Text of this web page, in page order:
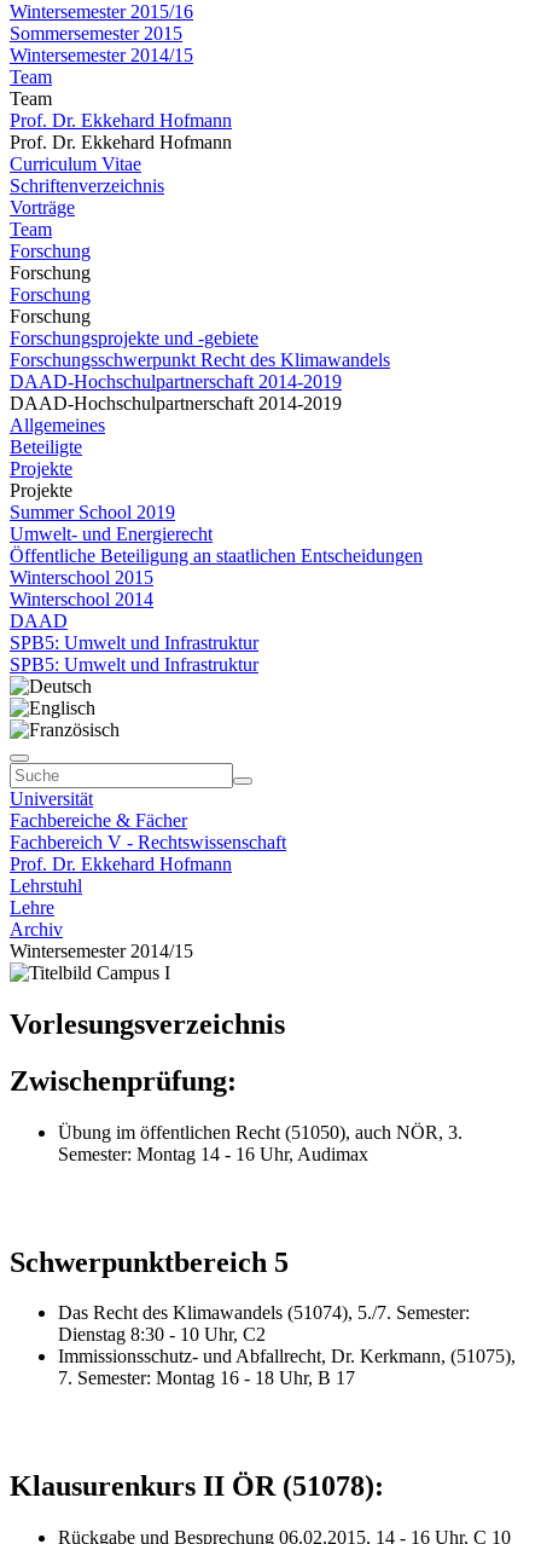
Wintersemester 2015/16
Sommersemester 2015
Wintersemester 2014/15
Team
Team
Prof. Dr. Ekkehard Hofmann
Prof. Dr. Ekkehard Hofmann
Curriculum Vitae
Schriftenverzeichnis
Vorträge
Team
Forschung
Forschung
Forschung
Forschung
Forschungsprojekte und -gebiete
Forschungsschwerpunkt Recht des Klimawandels
DAAD-Hochschulpartnerschaft 2014-2019
DAAD-Hochschulpartnerschaft 2014-2019
Allgemeines
Beteiligte
Projekte
Projekte
Summer School 2019
Umwelt- und Energierecht
Öffentliche Beteiligung an staatlichen Entscheidungen
Winterschool 2015
Winterschool 2014
DAAD
SPB5: Umwelt und Infrastruktur
SPB5: Umwelt und Infrastruktur
Universität
Fachbereiche & Fächer
Fachbereich V - Rechtswissenschaft
Prof. Dr. Ekkehard Hofmann
Lehrstuhl
Lehre
Archiv
Wintersemester 2014/15
Vorlesungsverzeichnis
Zwischenprüfung:
Übung im öffentlichen Recht (51050), auch NÖR, 3.
Semester: Montag 14 - 16 Uhr, Audimax
Schwerpunktbereich 5
Das Recht des Klimawandels (51074), 5./7. Semester:
Dienstag 8:30 - 10 Uhr, C2
Immissionsschutz- und Abfallrecht, Dr. Kerkmann, (51075),
7. Semester: Montag 16 - 18 Uhr, B 17
Klausurenkurs II ÖR (51078):
Rückgabe und Besprechung 06.02.2015, 14 - 16 Uhr, C 10